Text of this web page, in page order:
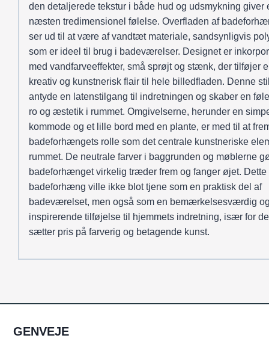
den detaljerede tekstur i både hud og udsmykning giver
næsten tredimensionel følelse. Overfladen af
ser ud til at være af vandtæt materiale, sandsynligvis
som er ideel til brug i badeværelser. Designet er
med vandfarveeffekter, små sprøjt og stænk, der tilføjer
kreativ og kunstnerisk flair til hele billedfladen. Denne
antyde en latenstilgang til indretningen og skaber en
ro og æstetik i rummet. Omgivelserne, herunder en
kommode og et lille bord med en plante, er med til at
badeforhængets rolle som det centrale kunstneriske
rummet. De neutrale farver i baggrunden og møblerne
badeforhænget virkelig træder frem og fanger øjet. Dette
badeforhæng ville ikke blot tjene som en praktisk del af
badeværelset, men også som en bemærkelsesværdig
inspirerende tilføjelse til hjemmets indretning, især for
sætter pris på farverig og betagende kunst.
GENVEJE